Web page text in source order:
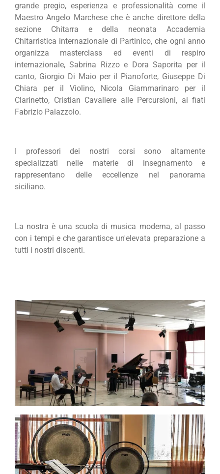
grande pregio, esperienza e professionalità come il
Maestro Angelo Marchese che è anche direttore della
sezione Chitarra e della neonata Accademia
Chitarristica internazionale di Partinico, che ogni anno
organizza masterclass ed eventi di respiro
internazionale, Sabrina Rizzo e Dora Saporita per il
canto, Giorgio Di Maio per il Pianoforte, Giuseppe Di
Chiara per il Violino, Nicola Giammarinaro per il
Clarinetto, Cristian Cavaliere alle Percursioni, ai fiati
Fabrizio Palazzolo.
I professori dei nostri corsi sono altamente
specializzati nelle materie di insegnamento e
rappresentano delle eccellenze nel panorama
siciliano.
La nostra è una scuola di musica moderna, al passo
con i tempi e che garantisce un'elevata preparazione a
tutti i nostri discenti.